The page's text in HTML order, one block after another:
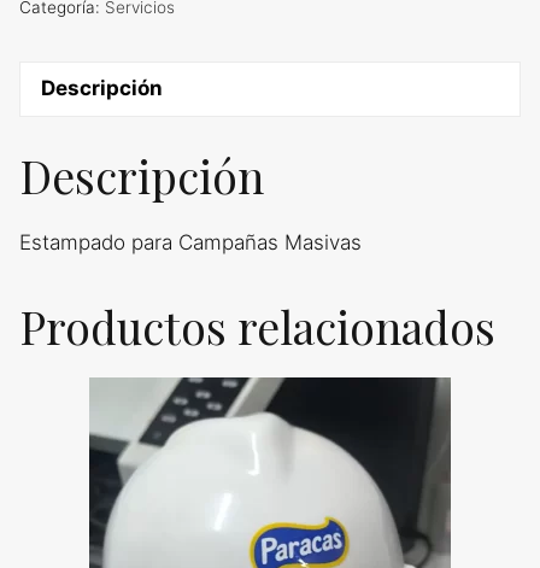
Categoría: Servicios
Descripción
Descripción
Estampado para Campañas Masivas
Productos relacionados